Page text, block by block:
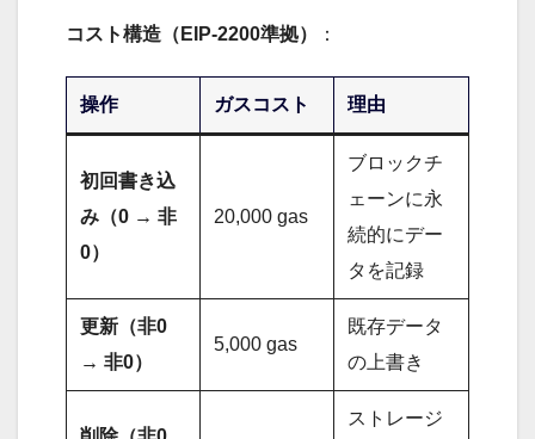
コスト構造（EIP-2200準拠） ：
操作 ガスコスト 理由
初回書き込
み（0 → 非
0）
20,000 gas
ブロックチ
ェーンに永
続的にデー
タを記録
更新（非0
→ 非0）
5,000 gas
既存データ
の上書き
ストレージ